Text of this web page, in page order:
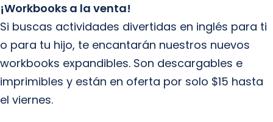
¡Workbooks a la venta!
Si buscas actividades divertidas en inglés para ti
o para tu hijo, te encantarán nuestros nuevos
workbooks expandibles. Son descargables e
imprimibles y están en oferta por solo $15 hasta
el viernes.